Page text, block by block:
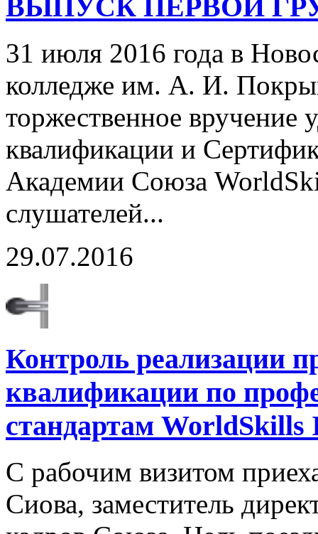
ВЫПУСК ПЕРВОЙ
31 июля 2016 года в
колледже им. А. И.
торжественное
квалификации и
Академии Союза
слушателей...
29.07.2016
Контроль реализации
квалификации по
стандартам
С рабочим визитом
Сиова, заместитель